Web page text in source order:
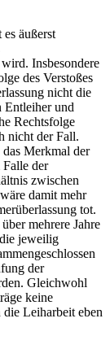
äußerst
Insbesondere
des Verstoßes
nicht die
Entleiher und
Rechtsfolge
nicht der Fall.
das Merkmal der
Falle der
zwischen
damit mehr
tot.
mehrere Jahre
jeweilig
der
Gleichwohl
keine
Leiharbeit eben